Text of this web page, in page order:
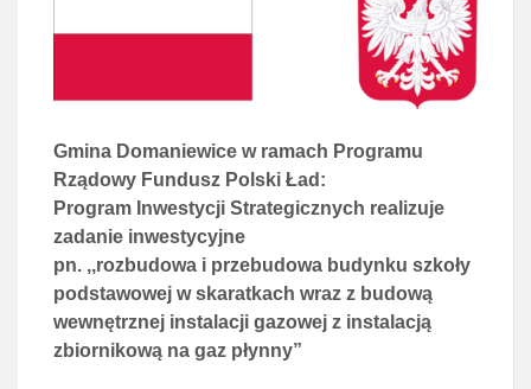
Gmina Domaniewice w ramach Programu
Rządowy Fundusz Polski Ład:
Program Inwestycji Strategicznych realizuje
zadanie inwestycyjne
pn. ,,rozbudowa i przebudowa budynku szkoły
podstawowej w skaratkach wraz z budową
wewnętrznej instalacji gazowej z instalacją
zbiornikową na gaz płynny”